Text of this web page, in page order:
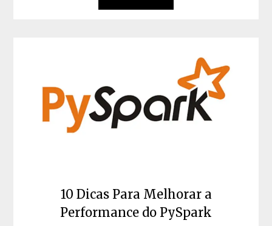
10 Dicas Para Melhorar a
Performance do PySpark